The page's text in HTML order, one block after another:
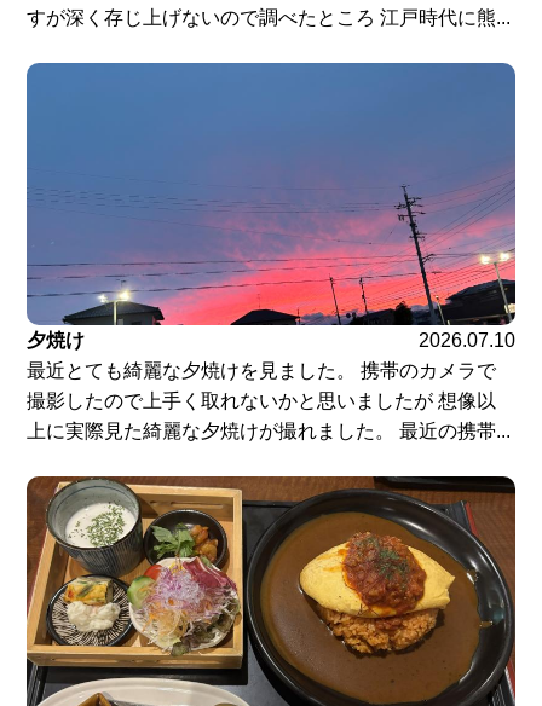
すが深く存じ上げないので調べたところ 江戸時代に熊...
夕焼け
2026.07.10
最近とても綺麗な夕焼けを見ました。 携帯のカメラで
撮影したので上手く取れないかと思いましたが 想像以
上に実際見た綺麗な夕焼けが撮れました。 最近の携帯...